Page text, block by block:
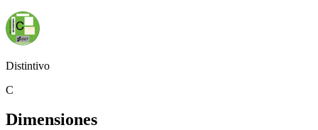
Distintivo
C
Dimensiones